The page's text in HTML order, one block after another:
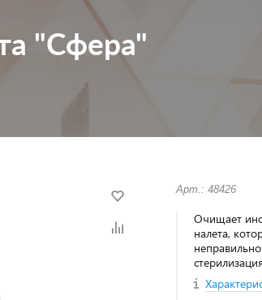
"Сфера"
Арт.: 48426
Очищает
налета,